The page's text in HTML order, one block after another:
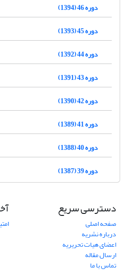
دوره 46 (1394)
دوره 45 (1393)
دوره 44 (1392)
دوره 43 (1391)
دوره 42 (1390)
دوره 41 (1389)
دوره 40 (1388)
دوره 39 (1387)
دسترسی سریع
صفحه اصلی
درباره نشریه
اعضای هیات تحریریه
ارسال مقاله
تماس با ما